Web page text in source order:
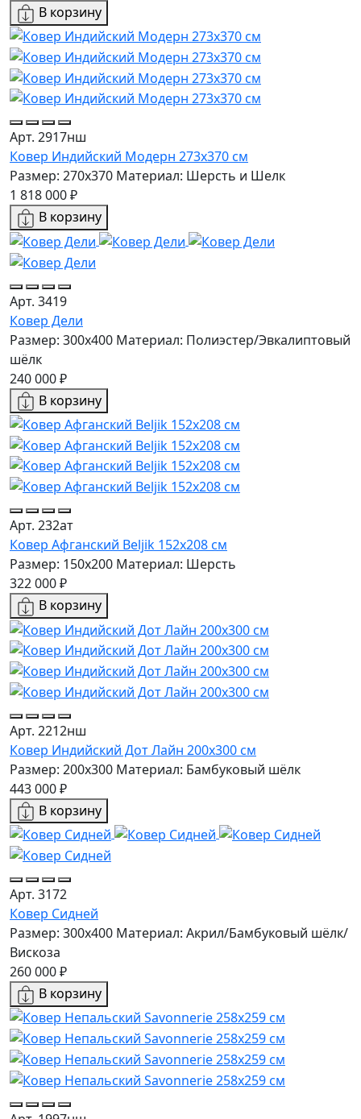
В корзину
Арт. 2917нш
Ковер Индийский Модерн 273x370 см
Размер: 270x370 Материал: Шерсть и Шелк
1 818 000 ₽
В корзину
Арт. 3419
Ковер Дели
Размер: 300x400 Материал: Полиэстер/Эвкалиптовый
шёлк
240 000 ₽
В корзину
Арт. 232ат
Ковер Афганский Beljik 152x208 см
Размер: 150x200 Материал: Шерсть
322 000 ₽
В корзину
Арт. 2212нш
Ковер Индийский Дот Лайн 200x300 см
Размер: 200x300 Материал: Бамбуковый шёлк
443 000 ₽
В корзину
Арт. 3172
Ковер Сидней
Размер: 300x400 Материал: Акрил/Бамбуковый шёлк/
Вискоза
260 000 ₽
В корзину